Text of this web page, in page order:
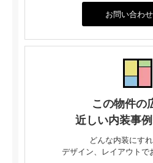
お問い合わ
この物件の
近しい内装事
どんな内装にす
デザイン、レイアウトで